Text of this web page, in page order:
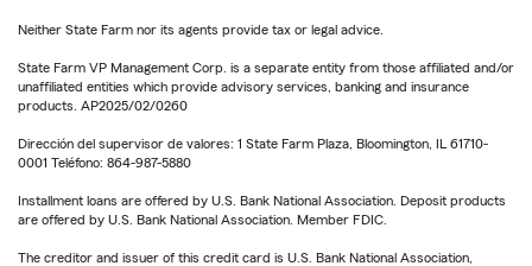
Neither State Farm nor its agents provide tax or legal advice.
State Farm VP Management Corp. is a separate entity from those affiliated and/or
unaffiliated entities which provide advisory services, banking and insurance
products. AP2025/02/0260
Dirección del supervisor de valores: 1 State Farm Plaza, Bloomington, IL 61710-
0001 Teléfono: 864-987-5880
Installment loans are offered by U.S. Bank National Association. Deposit products
are offered by U.S. Bank National Association. Member FDIC.
The creditor and issuer of this credit card is U.S. Bank National Association,